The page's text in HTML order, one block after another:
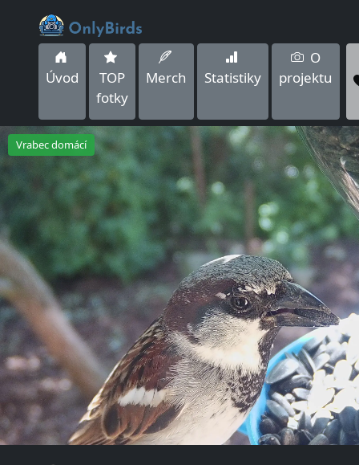
Úvod
TOP
fotky
Merch Statistiky
O
projektu
Vrabec domácí